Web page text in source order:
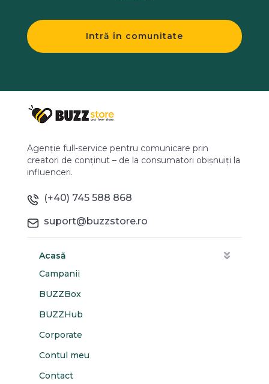
Intră în comunitate
Agenție full-service pentru comunicare prin
creatori de conținut – de la consumatori obișnuiți la
influenceri.
(+40) 745 588 868
suport@buzzstore.ro
Acasă
Campanii
BUZZBox
BUZZHub
Corporate
Contul meu
Contact